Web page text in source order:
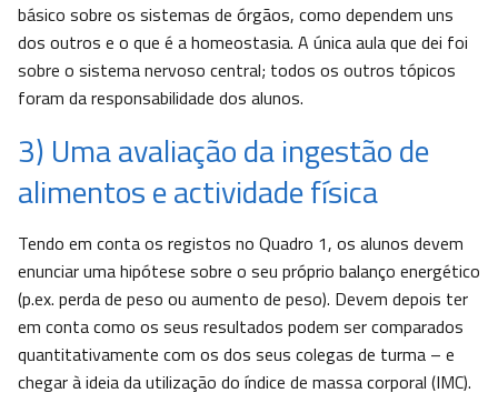
básico sobre os sistemas de órgãos, como dependem uns
dos outros e o que é a homeostasia. A única aula que dei foi
sobre o sistema nervoso central; todos os outros tópicos
foram da responsabilidade dos alunos.
3) Uma avaliação da ingestão de
alimentos e actividade física
Tendo em conta os registos no Quadro 1, os alunos devem
enunciar uma hipótese sobre o seu próprio balanço energético
(p.ex. perda de peso ou aumento de peso). Devem depois ter
em conta como os seus resultados podem ser comparados
quantitativamente com os dos seus colegas de turma – e
chegar à ideia da utilização do índice de massa corporal (IMC).